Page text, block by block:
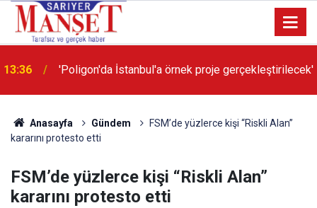
13:36 'Poligon'da İstanbul'a örnek proje gerçekleştirilecek'
Anasayfa Gündem
FSM’de yüzlerce kişi “Riskli Alan”
kararını protesto etti
FSM’de yüzlerce kişi “Riskli Alan”
kararını protesto etti